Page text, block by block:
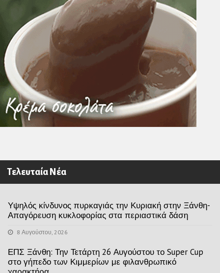
Τελευταία Νέα
Υψηλός κίνδυνος πυρκαγιάς την Κυριακή στην Ξάνθη-
Απαγόρευση κυκλοφορίας στα περιαστικά δάση
8 Αυγούστου, 2026
ΕΠΣ Ξάνθη: Την Τετάρτη 26 Αυγούστου το Super Cup
στο γήπεδο των Κιμμερίων με φιλανθρωπικό